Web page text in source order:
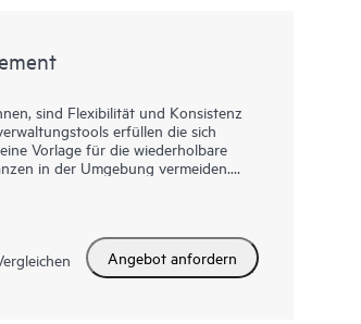
sind Flexibilität und Konsistenz
erfüllen die sich
Vorlage für die wiederholbare
in der Umgebung vermeiden.
als programmierbare Ressource
Toolkits für die Konfiguration und
Playbook für Ansible bieten
und eliminieren so
Angebot anfordern